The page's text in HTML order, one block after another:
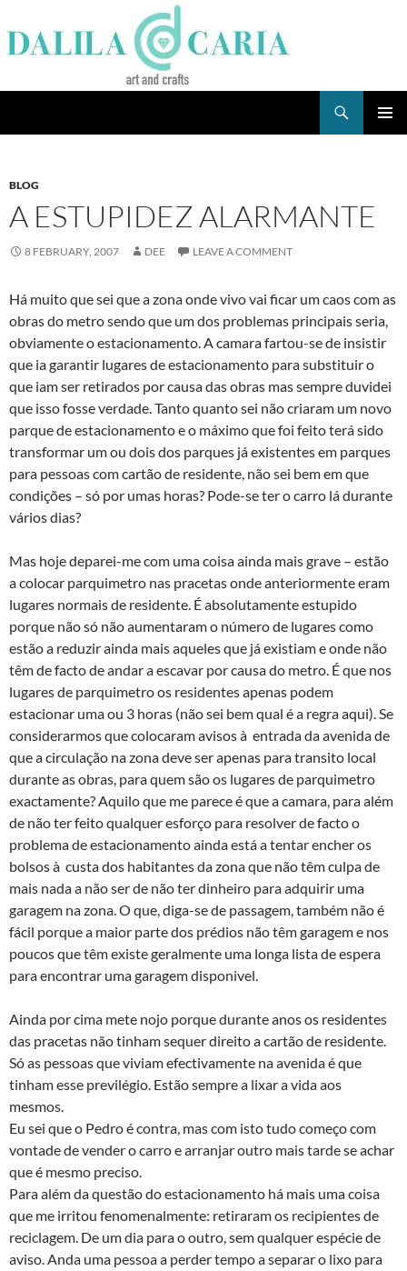
to
content
BLOG
A ESTUPIDEZ ALARMANTE
8 FEBRUARY, 2007 DEE LEAVE A COMMENT
Há muito que sei que a zona onde vivo vai ficar um caos com as
obras do metro sendo que um dos problemas principais seria,
obviamente o estacionamento. A camara fartou-se de insistir
que ia garantir lugares de estacionamento para substituir o
que iam ser retirados por causa das obras mas sempre duvidei
que isso fosse verdade. Tanto quanto sei não criaram um novo
parque de estacionamento e o máximo que foi feito terá sido
transformar um ou dois dos parques já existentes em parques
para pessoas com cartão de residente, não sei bem em que
condições – só por umas horas? Pode-se ter o carro lá durante
vários dias?
Mas hoje deparei-me com uma coisa ainda mais grave – estão
a colocar parquimetro nas pracetas onde anteriormente eram
lugares normais de residente. É absolutamente estupido
porque não só não aumentaram o número de lugares como
estão a reduzir ainda mais aqueles que já existiam e onde não
têm de facto de andar a escavar por causa do metro. É que nos
lugares de parquimetro os residentes apenas podem
estacionar uma ou 3 horas (não sei bem qual é a regra aqui). Se
considerarmos que colocaram avisos à entrada da avenida de
que a circulação na zona deve ser apenas para transito local
durante as obras, para quem são os lugares de parquimetro
exactamente? Aquilo que me parece é que a camara, para além
de não ter feito qualquer esforço para resolver de facto o
problema de estacionamento ainda está a tentar encher os
bolsos à custa dos habitantes da zona que não têm culpa de
mais nada a não ser de não ter dinheiro para adquirir uma
garagem na zona. O que, diga-se de passagem, também não é
fácil porque a maior parte dos prédios não têm garagem e nos
poucos que têm existe geralmente uma longa lista de espera
para encontrar uma garagem disponivel.
Ainda por cima mete nojo porque durante anos os residentes
das pracetas não tinham sequer direito a cartão de residente.
Só as pessoas que viviam efectivamente na avenida é que
tinham esse previlégio. Estão sempre a lixar a vida aos
mesmos.
Eu sei que o Pedro é contra, mas com isto tudo começo com
vontade de vender o carro e arranjar outro mais tarde se achar
que é mesmo preciso.
Para além da questão do estacionamento há mais uma coisa
que me irritou fenomenalmente: retiraram os recipientes de
reciclagem. De um dia para o outro, sem qualquer espécie de
aviso. Anda uma pessoa a perder tempo a separar o lixo para